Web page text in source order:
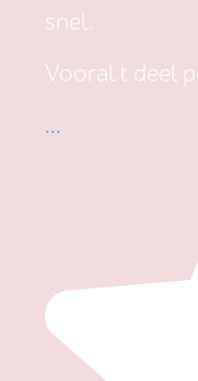
snel.
Vooral t deel
...